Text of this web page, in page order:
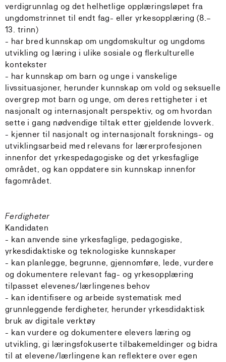
verdigrunnlag og det helhetlige opplæringsløpet fra
ungdomstrinnet til endt fag- eller yrkesopplæring (8.–
13. trinn)
- har bred kunnskap om ungdomskultur og ungdoms
utvikling og læring i ulike sosiale og flerkulturelle
kontekster
- har kunnskap om barn og unge i vanskelige
livssituasjoner, herunder kunnskap om vold og seksuelle
overgrep mot barn og unge, om deres rettigheter i et
nasjonalt og internasjonalt perspektiv, og om hvordan
sette i gang nødvendige tiltak etter gjeldende lovverk.
- kjenner til nasjonalt og internasjonalt forsknings- og
utviklingsarbeid med relevans for lærerprofesjonen
innenfor det yrkespedagogiske og det yrkesfaglige
området, og kan oppdatere sin kunnskap innenfor
fagområdet.
Ferdigheter
Kandidaten
- kan anvende sine yrkesfaglige, pedagogiske,
yrkesdidaktiske og teknologiske kunnskaper
- kan planlegge, begrunne, gjennomføre, lede, vurdere
og dokumentere relevant fag- og yrkesopplæring
tilpasset elevenes/lærlingenes behov
- kan identifisere og arbeide systematisk med
grunnleggende ferdigheter, herunder yrkesdidaktisk
bruk av digitale verktøy
- kan vurdere og dokumentere elevers læring og
utvikling, gi læringsfokuserte tilbakemeldinger og bidra
til at elevene/lærlingene kan reflektere over egen